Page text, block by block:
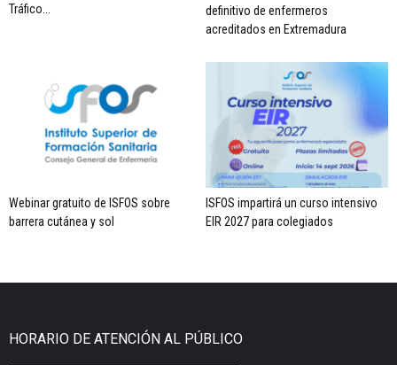
Tráfico...
definitivo de enfermeros
acreditados en Extremadura
Webinar gratuito de ISFOS sobre
barrera cutánea y sol
ISFOS impartirá un curso intensivo
EIR 2027 para colegiados
HORARIO DE ATENCIÓN AL PÚBLICO